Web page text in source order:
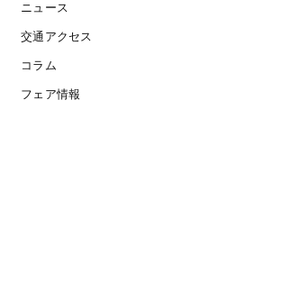
​ニュース
​交通アクセス
コラム
​​フェア情報